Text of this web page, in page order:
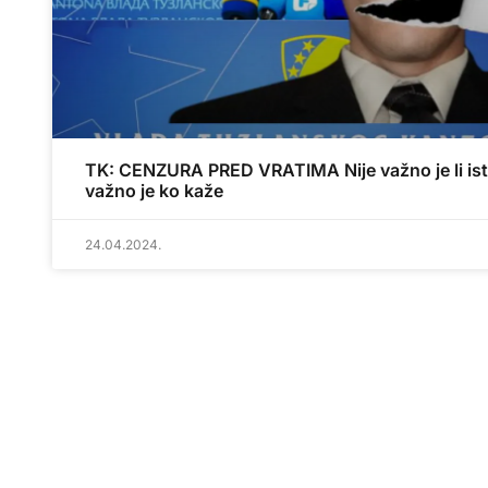
TK: CENZURA PRED VRATIMA Nije važno je li
važno je ko kaže
24.04.2024.